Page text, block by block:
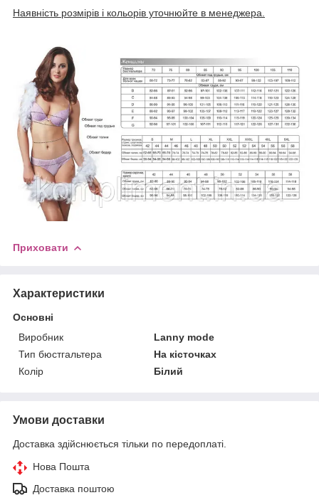
Наявність розмірів і кольорів уточнюйте в менеджера.
Приховати
Характеристики
Основні
Виробник
Lanny mode
Тип бюстгальтера
На кісточках
Колір
Білий
Умови доставки
Доставка здійснюється тільки по передоплаті.
Нова Пошта
Доставка поштою